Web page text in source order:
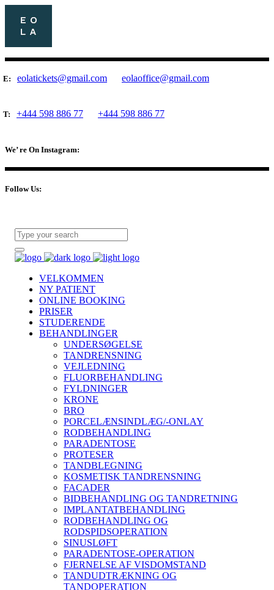
E: eolatickets@gmail.com eolaoffice@gmail.com
T: +444 598 886 77 +444 598 886 77
We’ re On Instagram:
Follow Us:
VELKOMMEN
NY PATIENT
ONLINE BOOKING
PRISER
STUDERENDE
BEHANDLINGER
UNDERSØGELSE
TANDRENSNING
VEJLEDNING
FLUORBEHANDLING
FYLDNINGER
KRONE
BRO
PORCELÆNSINDLÆG/-ONLAY
RODBEHANDLING
PARADENTOSE
PROTESER
TANDBLEGNING
KOSMETISK TANDRENSNING
FACADER
BIDBEHANDLING OG TANDRETNING
IMPLANTATBEHANDLING
RODBEHANDLING OG
RODSPIDSOPERATION
SINUSLØFT
PARADENTOSE-OPERATION
FJERNELSE AF VISDOMSTAND
TANDUDTRÆKNING OG
TANDOPERATION